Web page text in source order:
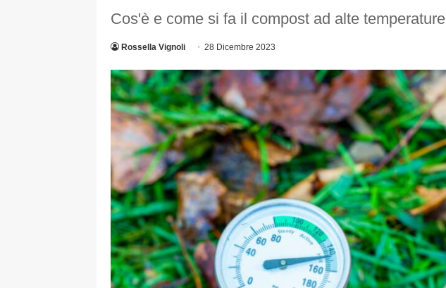
Cos'è e come si fa il compost ad alte temperature
Rossella Vignoli 28 Dicembre 2023